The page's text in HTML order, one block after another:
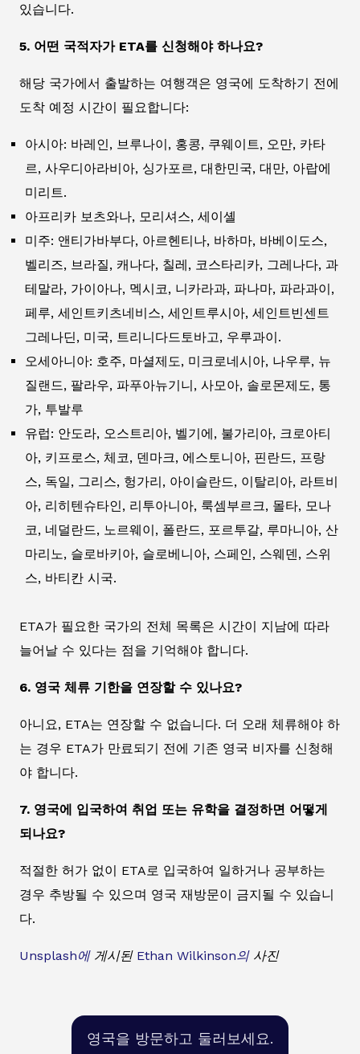
있습니다.
5. 어떤 국적자가 ETA를 신청해야 하나요?
해당 국가에서 출발하는 여행객은 영국에 도착하기 전에
도착 예정 시간이 필요합니다:
아시아: 바레인, 브루나이, 홍콩, 쿠웨이트, 오만, 카타
르, 사우디아라비아, 싱가포르, 대한민국, 대만, 아랍에
미리트.
아프리카 보츠와나, 모리셔스, 세이셸
미주: 앤티가바부다, 아르헨티나, 바하마, 바베이도스,
벨리즈, 브라질, 캐나다, 칠레, 코스타리카, 그레나다, 과
테말라, 가이아나, 멕시코, 니카라과, 파나마, 파라과이,
페루, 세인트키츠네비스, 세인트루시아, 세인트빈센트
그레나딘, 미국, 트리니다드토바고, 우루과이.
오세아니아: 호주, 마셜제도, 미크로네시아, 나우루, 뉴
질랜드, 팔라우, 파푸아뉴기니, 사모아, 솔로몬제도, 통
가, 투발루
유럽: 안도라, 오스트리아, 벨기에, 불가리아, 크로아티
아, 키프로스, 체코, 덴마크, 에스토니아, 핀란드, 프랑
스, 독일, 그리스, 헝가리, 아이슬란드, 이탈리아, 라트비
아, 리히텐슈타인, 리투아니아, 룩셈부르크, 몰타, 모나
코, 네덜란드, 노르웨이, 폴란드, 포르투갈, 루마니아, 산
마리노, 슬로바키아, 슬로베니아, 스페인, 스웨덴, 스위
스, 바티칸 시국.
ETA가 필요한 국가의 전체 목록은 시간이 지남에 따라
늘어날 수 있다는 점을 기억해야 합니다.
6. 영국 체류 기한을 연장할 수 있나요?
아니요, ETA는 연장할 수 없습니다. 더 오래 체류해야 하
는 경우 ETA가 만료되기 전에 기존 영국 비자를 신청해
야 합니다.
7. 영국에 입국하여 취업 또는 유학을 결정하면 어떻게
되나요?
적절한 허가 없이 ETA로 입국하여 일하거나 공부하는
경우 추방될 수 있으며 영국 재방문이 금지될 수 있습니
다.
Unsplash에게시된 Ethan Wilkinson의사진
영국을 방문하고 둘러보세요.